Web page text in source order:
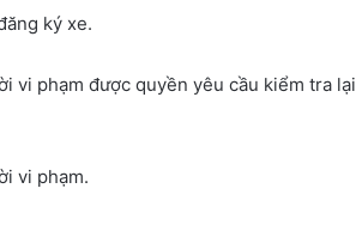
ký xe.
vi phạm được quyền yêu cầu kiểm tra lại
vi phạm.